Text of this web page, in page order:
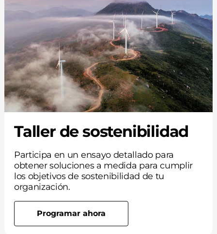
Taller de sostenibilidad
Participa en un ensayo detallado para
obtener soluciones a medida para cumplir
los objetivos de sostenibilidad de tu
organización.
Programar ahora